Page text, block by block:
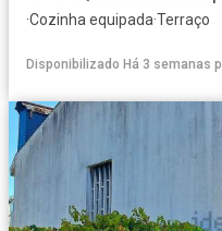
·Cozinha equipada·Terraço
Disponibilizado Há 3 semanas